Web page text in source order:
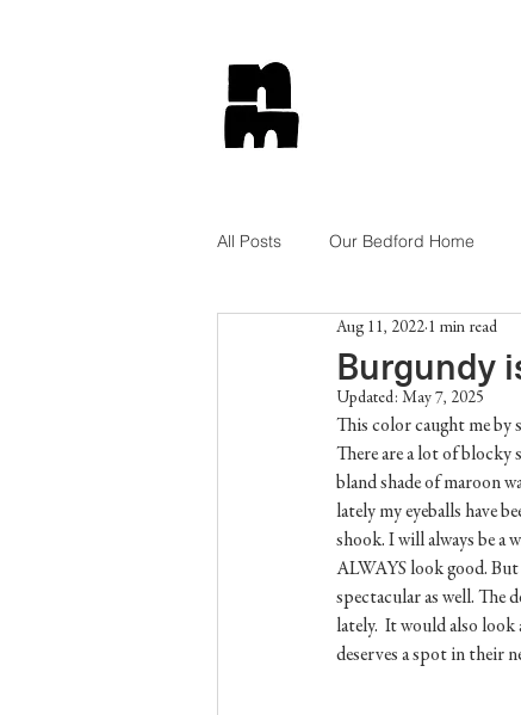
All Posts Our Bedford Home
Tips and Tricks Lifestyle
Get The Look Shop Style
Burgundy
Aug 11, 2022 1 min read
Updated: May 7, 2025
This color caught me by
There are a lot of blocky
bland shade of maroon
lately my eyeballs have
shook. I will always be a
ALWAYS look good.
spectacular as well. The
lately.  It would also
deserves a spot in their